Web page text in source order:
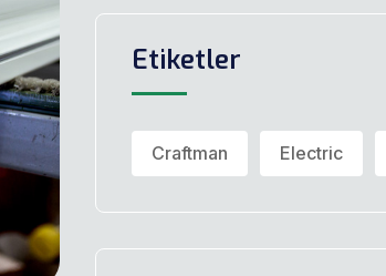
Etiketler
Craftman Electric